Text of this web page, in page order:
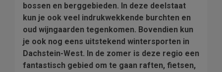
bossen en berggebieden. In deze deelstaat
kun je ook veel indrukwekkende burchten en
oud wijngaarden tegenkomen. Bovendien kun
je ook nog eens uitstekend wintersporten in
Dachstein-West. In de zomer is deze regio een
fantastisch gebied om te gaan raften, fietsen,